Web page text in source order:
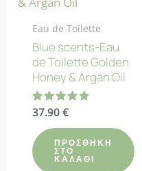
Eau de Toilette
Blue scents-Eau
de Toilette Golden
Honey & Argan Oil
Βαθμολογήθηκε
με
5.00
από 5
37.90 €
ΠΡΟΣΘΉΚΗ
ΣΤΟ
ΚΑΛΆΘΙ